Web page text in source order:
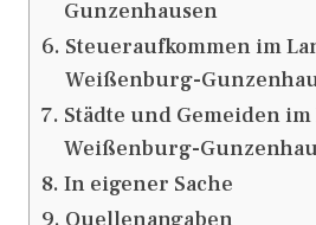
Gunzenhausen
Steueraufkommen im
Weißenburg-
Städte und Gemeiden
Weißenburg-
In eigener Sache